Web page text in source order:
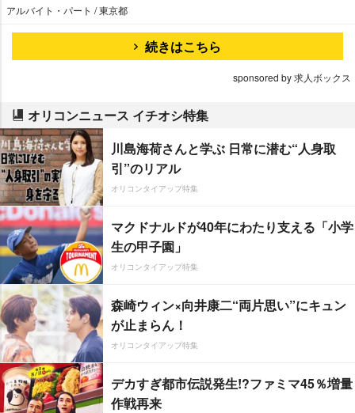
アルバイト・パート / 東京都
続きはこちら
sponsored by 求人ボックス
オリコンニュース イチオシ特集
川島海荷さんと学ぶ 日常に潜む“人身取
引”のリアル
オリコンタイアップ特集
マクドナルドが40年にわたり支える「小学
生の甲子園」
オリコンタイアップ特集
森崎ウィン×向井康二“両片思い”にキュン
が止まらん！
オリコンタイアップ特集
デカすぎ都市伝説発生!?ファミマ45％増量
作戦再来